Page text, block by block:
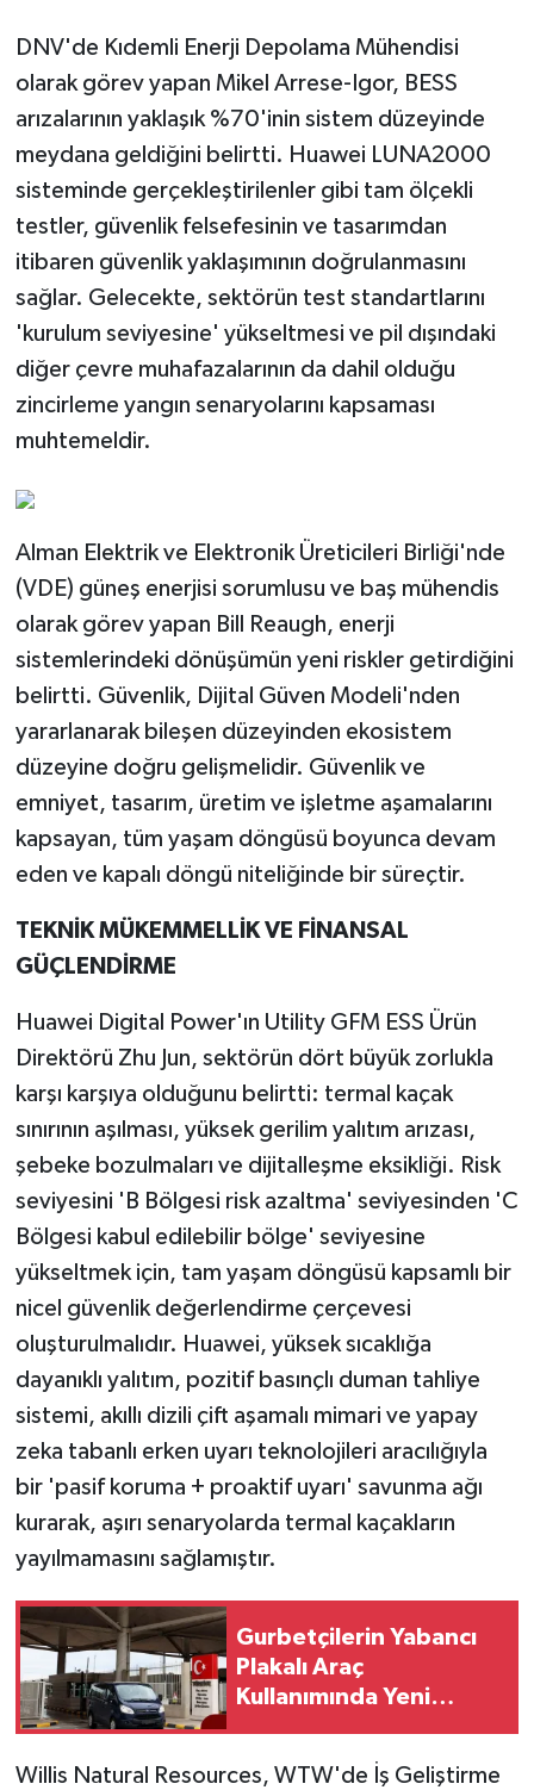
DNV'de Kıdemli Enerji Depolama Mühendisi
olarak görev yapan Mikel Arrese-Igor, BESS
arızalarının yaklaşık %70'inin sistem düzeyinde
meydana geldiğini belirtti. Huawei LUNA2000
sisteminde gerçekleştirilenler gibi tam ölçekli
testler, güvenlik felsefesinin ve tasarımdan
itibaren güvenlik yaklaşımının doğrulanmasını
sağlar. Gelecekte, sektörün test standartlarını
'kurulum seviyesine' yükseltmesi ve pil dışındaki
diğer çevre muhafazalarının da dahil olduğu
zincirleme yangın senaryolarını kapsaması
muhtemeldir.
Alman Elektrik ve Elektronik Üreticileri Birliği'nde
(VDE) güneş enerjisi sorumlusu ve baş mühendis
olarak görev yapan Bill Reaugh, enerji
sistemlerindeki dönüşümün yeni riskler getirdiğini
belirtti. Güvenlik, Dijital Güven Modeli'nden
yararlanarak bileşen düzeyinden ekosistem
düzeyine doğru gelişmelidir. Güvenlik ve
emniyet, tasarım, üretim ve işletme aşamalarını
kapsayan, tüm yaşam döngüsü boyunca devam
eden ve kapalı döngü niteliğinde bir süreçtir.
TEKNİK MÜKEMMELLİK VE FİNANSAL
GÜÇLENDİRME
Huawei Digital Power'ın Utility GFM ESS Ürün
Direktörü Zhu Jun, sektörün dört büyük zorlukla
karşı karşıya olduğunu belirtti: termal kaçak
sınırının aşılması, yüksek gerilim yalıtım arızası,
şebeke bozulmaları ve dijitalleşme eksikliği. Risk
seviyesini 'B Bölgesi risk azaltma' seviyesinden 'C
Bölgesi kabul edilebilir bölge' seviyesine
yükseltmek için, tam yaşam döngüsü kapsamlı bir
nicel güvenlik değerlendirme çerçevesi
oluşturulmalıdır. Huawei, yüksek sıcaklığa
dayanıklı yalıtım, pozitif basınçlı duman tahliye
sistemi, akıllı dizili çift aşamalı mimari ve yapay
zeka tabanlı erken uyarı teknolojileri aracılığıyla
bir 'pasif koruma + proaktif uyarı' savunma ağı
kurarak, aşırı senaryolarda termal kaçakların
yayılmamasını sağlamıştır.
Gurbetçilerin Yabancı
Plakalı Araç
Kullanımında Yeni
Şartları Kolaylaştırıldı
Willis Natural Resources, WTW'de İş Geliştirme